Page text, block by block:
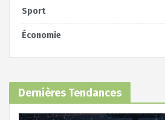
Sport
Économie
Dernières Tendances